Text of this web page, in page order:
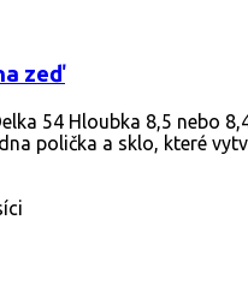
zeď
54 Hloubka 8,5 nebo
polička a sklo, které